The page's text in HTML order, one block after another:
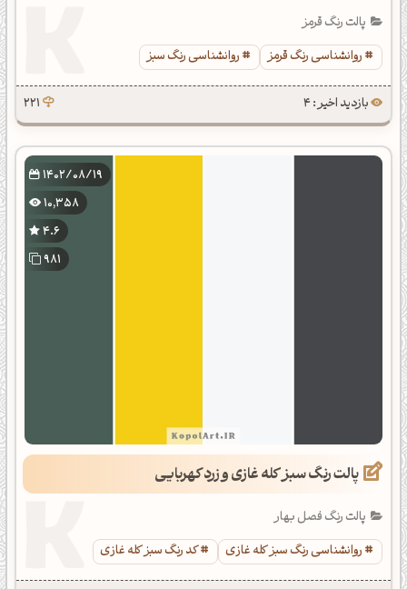
پالت رنگ قرمز
روانشناسی رنگ قرمز
روانشناسی رنگ سبز
بازدید اخیر : 4 221
1402/08/19
10,358
4.6
981
پالت رنگ سبز کله غازی و زرد کهربایی
پالت رنگ فصل بهار
روانشناسی رنگ سبز کله غازی
کد رنگ سبز کله غازی